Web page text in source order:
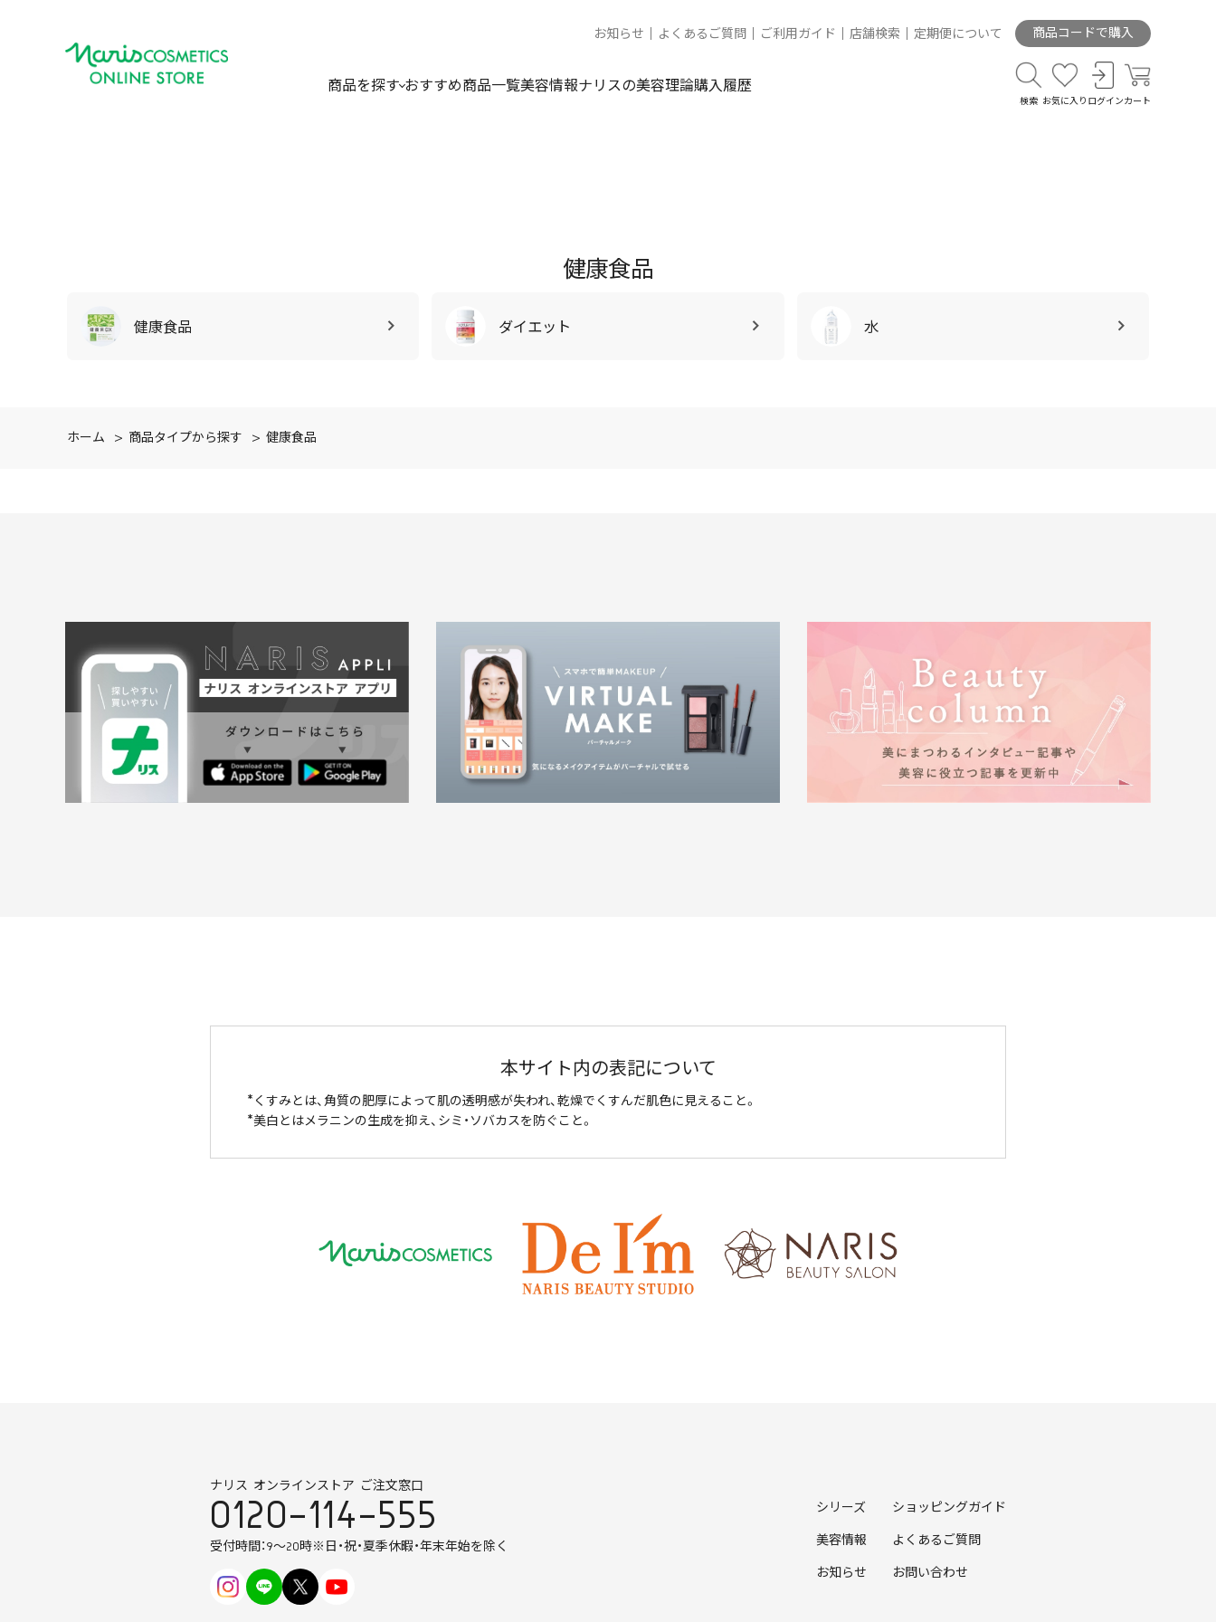
お知らせ よくあるご質問 ご利用ガイド 店舗検索 定期便について 商品コードで購入
商品を探す おすすめ商品一覧美容情報ナリスの美容理論購入履歴
検索 お気に入り ログイン カート
健康食品
健康食品 ダイエット 水
ホーム > 商品タイプから探す > 健康食品
本サイト内の表記について
くすみとは、角質の肥厚によって肌の透明感が失われ、乾燥でくすんだ肌色に見えること。
美白とはメラニンの生成を抑え、シミ・ソバカスを防ぐこと。
ナリス オンラインストア ご注文窓口
0120-114-555
受付時間：9～20時※日・祝・夏季休暇・年末年始を除く
シリーズ ショッピングガイド
美容情報 よくあるご質問
お知らせ お問い合わせ